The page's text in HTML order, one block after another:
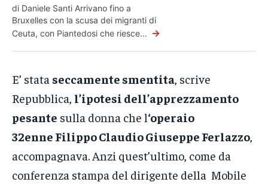
di Daniele Santi Arrivano fino a
Bruxelles con la scusa dei migranti di
Ceuta, con Piantedosi che riesce... →
E’ stata seccamente smentita , scrive
Repubblica, l’ipotesi dell’apprezzamento
pesante sulla donna che l‘operaio
32enne Filippo Claudio Giuseppe Ferlazzo
accompagnava. Anzi quest’ultimo, come da
conferenza stampa del dirigente della Mobile